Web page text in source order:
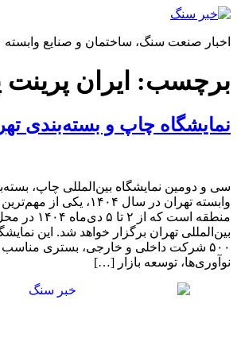
پرش
محتوا
اخبار صنعت سنگ، ساختمان و صنایع وابسته
برچسب: ایران پرینت پک
نمایشگاه چاپ و بسته‌بندی
سی و دومین نمایشگاه بین‌المللی چاپ،
وابسته تهران در سال ۱۴۰۴،
منطقه است که
بین‌المللی تهران برگزار خواهد شد. این
۵۰۰ شرکت داخلی و خارجی، بستری
نوآوری‌ها، توسعه بازار […]